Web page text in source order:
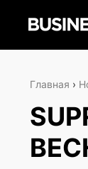
Главная ›